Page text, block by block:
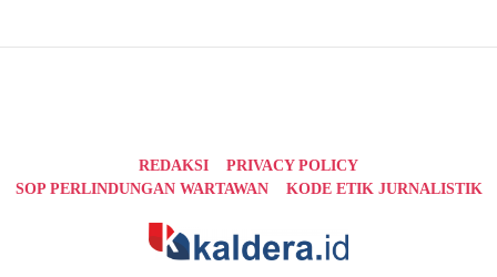
REDAKSI
PRIVACY POLICY
SOP PERLINDUNGAN WARTAWAN
KODE ETIK JURNALISTIK